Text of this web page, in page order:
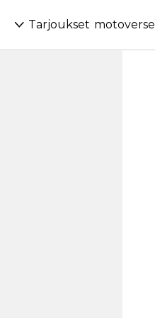
Tarjoukset motoverse